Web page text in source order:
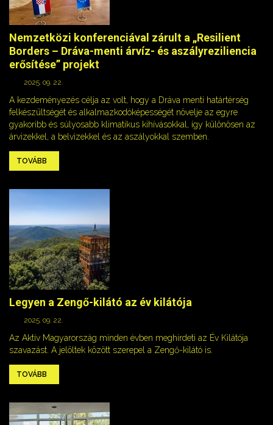
Nemzetközi konferenciával zárult a „Resilient
Borders – Dráva-menti árvíz- és aszályreziliencia
erősítése” projekt
2025. 09. 22.
A kezdeményezés célja az volt, hogy a Dráva menti határtérség
felkészültségét és alkalmazkodóképességét növelje az egyre
gyakoribb és súlyosabb klimatikus kihívásokkal, így különösen az
árvizekkel, a belvizekkel és az aszályokkal szemben.
TOVÁBB
Legyen a Zengő-kilátó az év kilátója
2025. 09. 22.
Az Aktív Magyarország minden évben meghirdeti az Év Kilátója
szavazást. A jelöltek között szerepel a Zengő-kilátó is.
TOVÁBB